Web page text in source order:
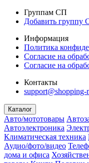
Группам СП
Добавить группу
Информация
Политика
Согласие на
Согласие на
Контакты
support@shopping-
Каталог
Авто/мототовары
Автоэлектроника
Климатическая техника
Аудио/фото/видео
дома и офиса